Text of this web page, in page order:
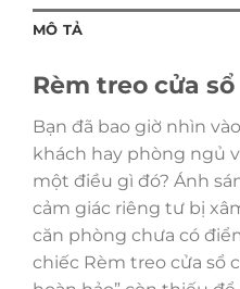
MÔ TẢ
Rèm treo cửa sổ
Bạn đã bao giờ nhìn
khách hay phòng ngủ
một điều gì đó? Ánh
cảm giác riêng tư bị
căn phòng chưa có
chiếc Rèm treo cửa sổ